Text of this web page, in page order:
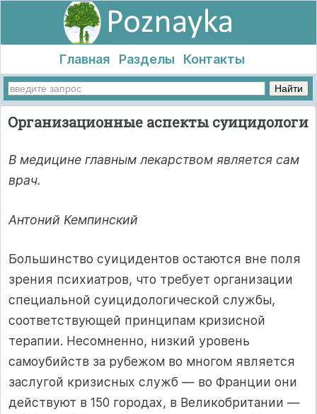
Главная Разделы Контакты
Организационные аспекты суицидологи
В медицине главным лекарством является сам
врач.
Антоний Кемпинский
Большинство суицидентов остаются вне поля
зрения психиатров, что требует организации
специальной суицидологической службы,
соответствующей принципам кризисной
терапии. Несомненно, низкий уровень
самоубийств за рубежом во многом является
заслугой кризисных служб — во Франции они
действуют в 150 городах, в Великобритании —